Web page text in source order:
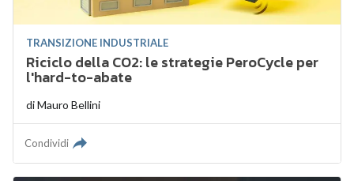
TRANSIZIONE INDUSTRIALE
Riciclo della CO2: le strategie PeroCycle per
l'hard-to-abate
diMauro Bellini
Condividi